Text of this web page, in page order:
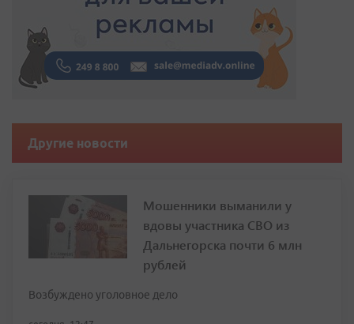
Другие новости
Мошенники выманили у
вдовы участника СВО из
Дальнегорска почти 6 млн
рублей
Возбуждено уголовное дело